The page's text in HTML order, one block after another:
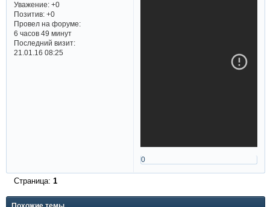
Уважение: +0
Позитив: +0
Провел на форуме:
6 часов 49 минут
Последний визит:
21.01.16 08:25
0
Страница: 1